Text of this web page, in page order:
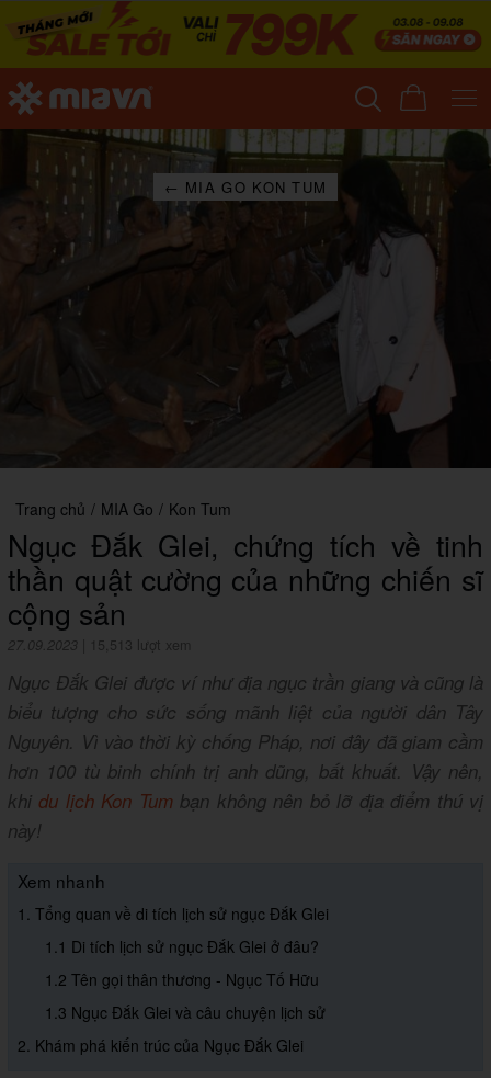
← MIA GO KON TUM
Trang chủ / MIA Go / Kon Tum
Ngục Đắk Glei, chứng tích về tinh
thần quật cường của những chiến sĩ
cộng sản
27.09.2023 15,513 lượt xem
Ngục Đắk Glei được ví như địa ngục trần giang và cũng là
biểu tượng cho sức sống mãnh liệt của người dân Tây
Nguyên. Vì vào thời kỳ chống Pháp, nơi đây đã giam cầm
hơn 100 tù binh chính trị anh dũng, bất khuất. Vậy nên,
khi du lịch Kon Tumbạn không nên bỏ lỡ địa điểm thú vị
này!
Xem nhanh
1. Tổng quan về di tích lịch sử ngục Đắk Glei
1.1 Di tích lịch sử ngục Đắk Glei ở đâu?
1.2 Tên gọi thân thương - Ngục Tố Hữu
1.3 Ngục Đắk Glei và câu chuyện lịch sử
2. Khám phá kiến trúc của Ngục Đắk Glei